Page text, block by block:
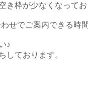
き枠が少なくなってお
せでご案内できる時
♪
しております。